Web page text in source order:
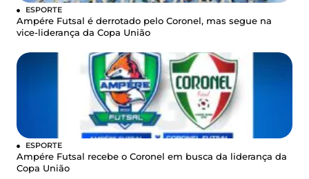
ESPORTE
Ampére Futsal é derrotado pelo Coronel, mas segue na
vice-liderança da Copa União
ESPORTE
Ampére Futsal recebe o Coronel em busca da liderança da
Copa União